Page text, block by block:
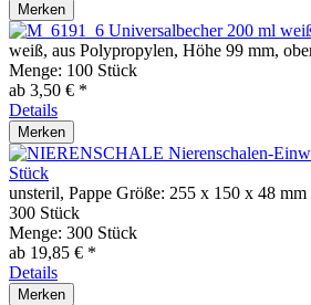
Merken
Universalbecher 200 ml
weiß, aus Polypropylen, Höhe 99 mm,
Menge: 100 Stück
ab 3,50 € *
Details
Merken
Nierenschalen-
Stück
unsteril, Pappe Größe: 255 x 150 x 48
300 Stück
Menge: 300 Stück
ab 19,85 € *
Details
Merken